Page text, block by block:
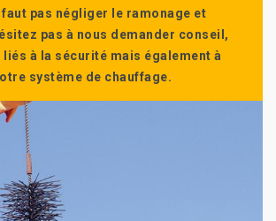
pas négliger le ramonage et
pas à nous demander conseil,
à la sécurité mais également à
système de chauffage.